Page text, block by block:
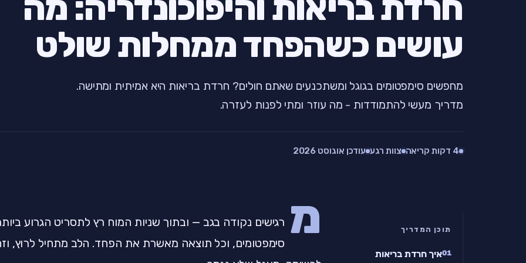
חרדת בריאות והיפוכונדריה: מה
עושים כשהפחד ממחלות שולט
מחפשים סימפטומים בגוגל ומשתכנעים שאתם חולים? חרדת בריאות היא אמיתית ומתישה.
מדריך מעשי להתמודדות - מה עוזר ומתי לפנות לעזרה.
4 דקות קריאה צוות רגע עודכן אוגוסט 2026
תוכן המדריך
איך חרדת בריאות
מ רגישים נקודה בגב — ובתוך שניות המוח רץ לתסריט הגרוע
סימפטומים, וכל תוצאה מאשרת את הפחד. הלב מתחיל לרוץ,